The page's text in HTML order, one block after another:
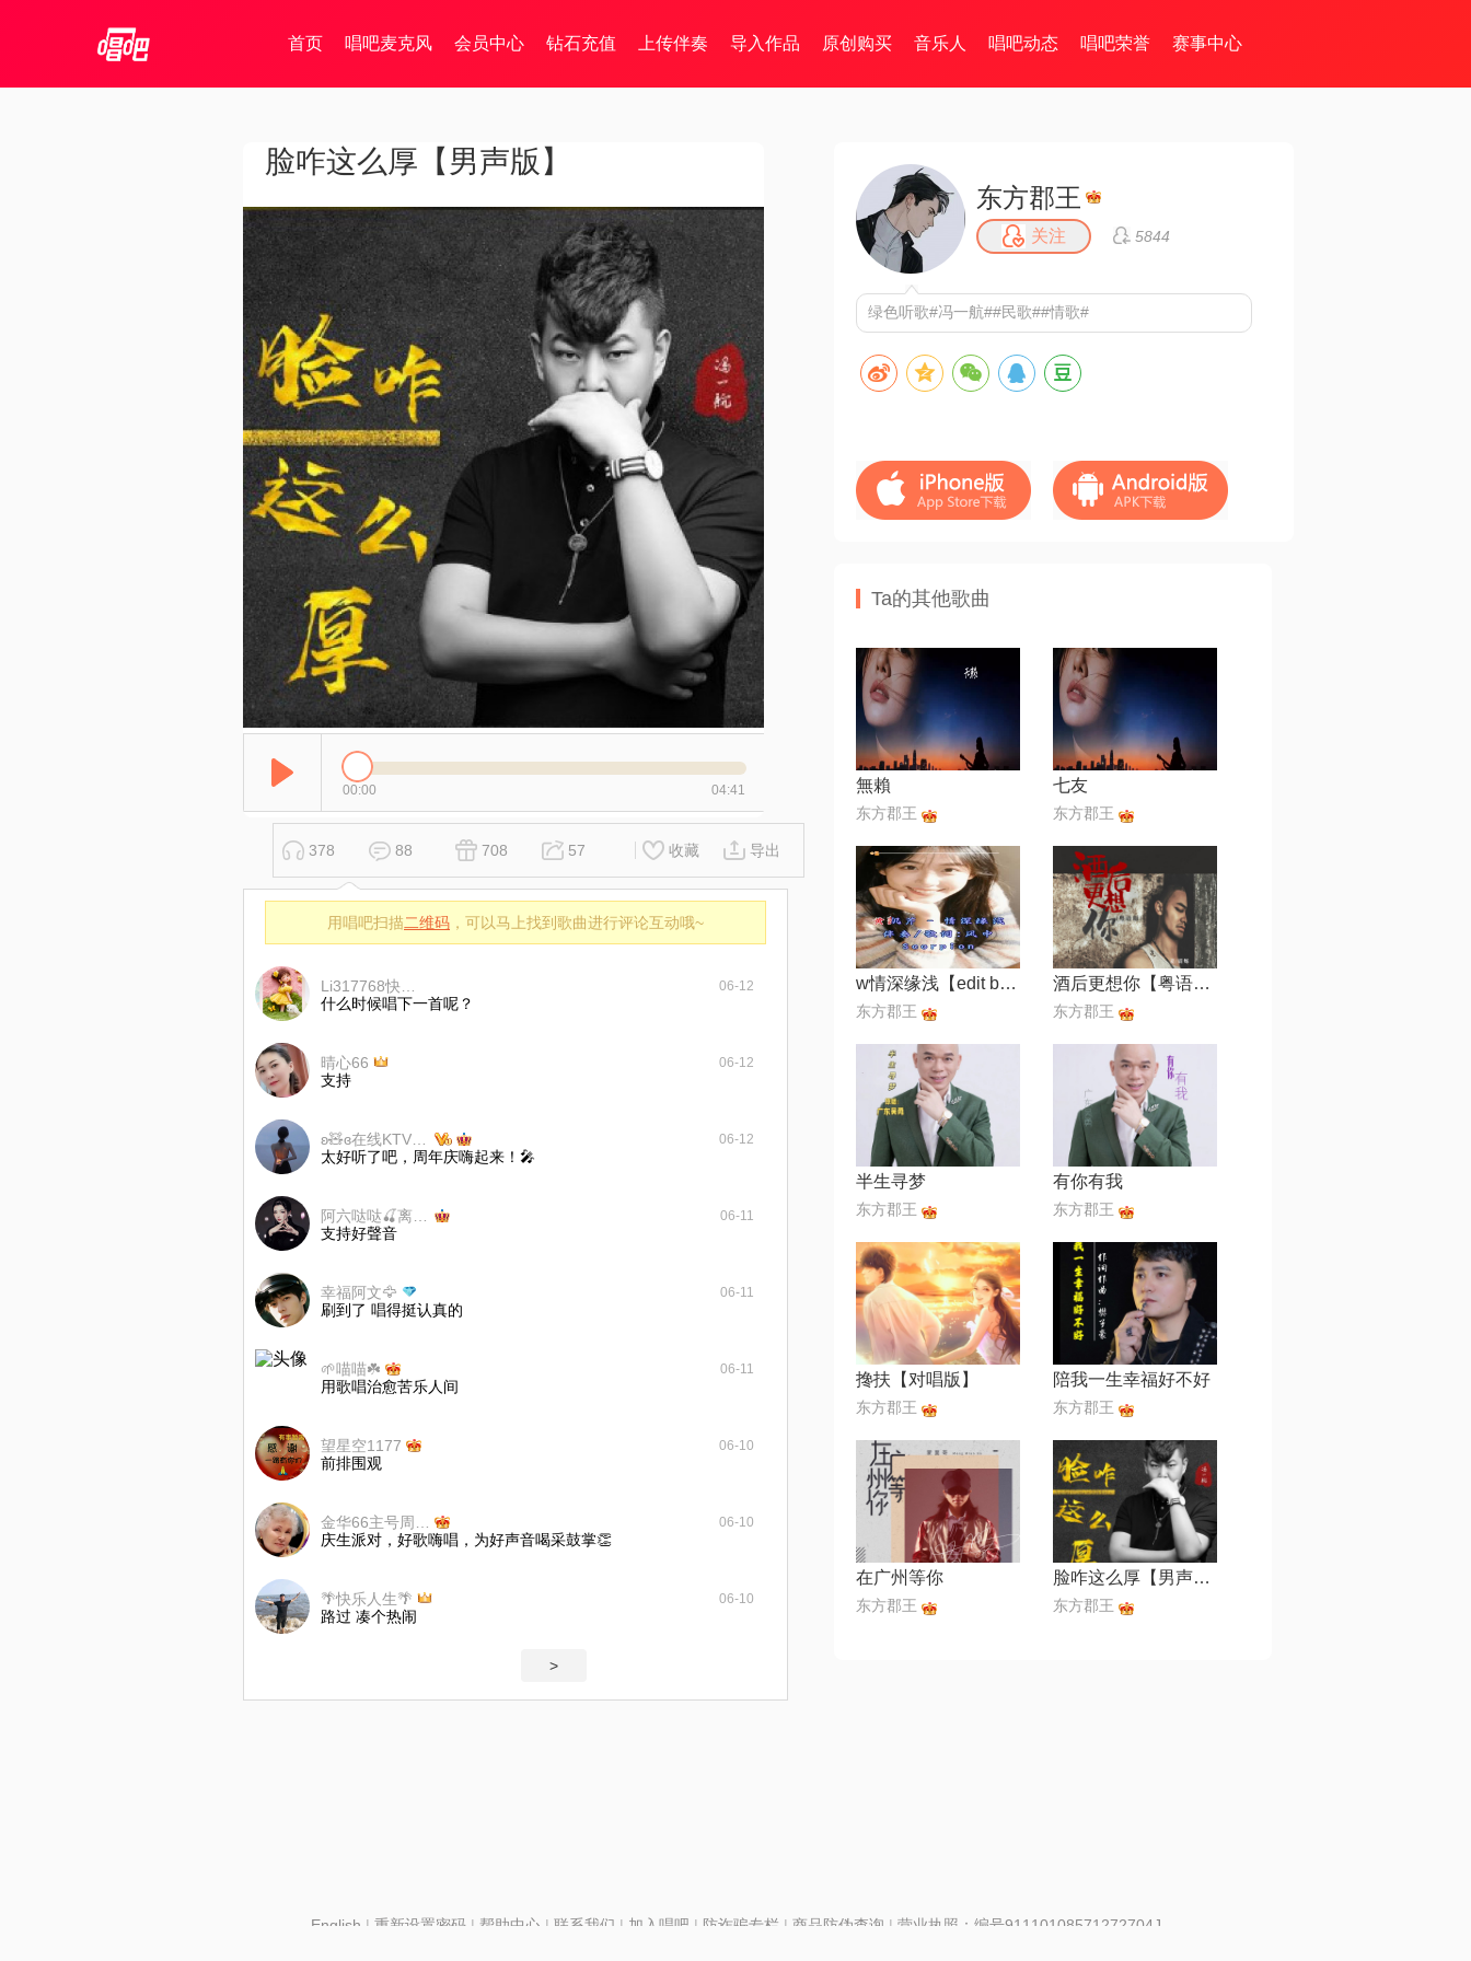
首页 唱吧麦克风 会员中心 钻石充值 上传伴奏 导入作品 原创购买 音乐人 唱吧动态 唱吧荣誉 赛事中心
脸咋这么厚【男声版】
00:00 04:41
378 88 708 57 收藏 导出
用唱吧扫描二维码 ，可以马上找到歌曲进行评论互动哦~
06-12
什么时候唱下一首呢？
晴心66 06-12
支持
06-12
太好听了吧，周年庆嗨起来！🎤
06-11
支持好聲音
幸福阿文🦅 06-11
刷到了 唱得挺认真的
🌱喵喵☘️ 06-11
用歌唱治愈苦乐人间
望星空1177 06-10
前排围观
06-10
庆生派对，好歌嗨唱，为好声音喝采鼓掌👏
🌴快乐人生🌴 06-10
路过 凑个热闹
>
东方郡王
关注 5844
绿色听歌#冯一航##民歌##情歌#
Ta的其他歌曲
無賴
东方郡王
七友
东方郡王
w情深缘浅【edit by 风中】
东方郡王
酒后更想你【粤语版】
东方郡王
半生寻梦
东方郡王
有你有我
东方郡王
搀扶【对唱版】
东方郡王
陪我一生幸福好不好
东方郡王
在广州等你
东方郡王
脸咋这么厚【男声版】
东方郡王
English | 重新设置密码| 帮助中心 | 联系我们 | 加入唱吧 | 防诈骗专栏 | 商品防伪查询 | 营业执照：编号91110108571272704J